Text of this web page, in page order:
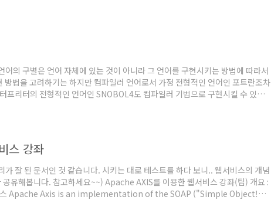
위의 문장을 한 줄로 차례대로 입력한다. 위에서 각각의 옵션을 살
의 구별은 언어 자체에 있는 것이 아니라 그 언어를 구현시키는 방법에 따라서
방법을 고려하기는 하지만 컴파일러 언어로서 가정 전형적인 언어인 포트란조차
프리터의 전형적인 언어인 SNOBOL4도 컴파일러 기법으로 구현시킬 수 있다.
에 따라 문장들을 처리하기 때문에 순환 부분 등은 계속 반복 처리해야 한다.
스 강좌
잘 된 문서인 것 같습니다. 시키는 대로 테스트를 하다 보니.. 웹서비스의 개념
유해봅니다. 참고하세요~~) Apache AXIS를 이용한 웹서비스 강좌(팁) 개요 :
스 Apache Axis is an implementation of the SOAP ("Simple Object!
이므로 자세한 내용은 생략한다. SOAP (Simple Object! Access Protocol)